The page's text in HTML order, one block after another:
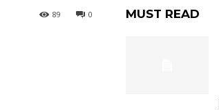
0
89 MUST READ